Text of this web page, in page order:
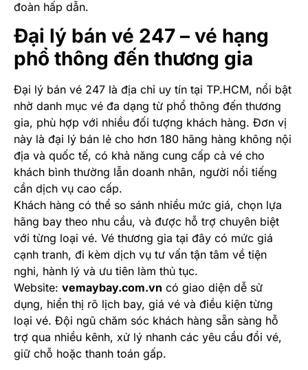
đoàn hấp dẫn.
Đại lý bán vé 247 – vé hạng
phổ thông đến thương gia
Đại lý bán vé 247 là địa chỉ uy tín tại TP.HCM, nổi bật
nhờ danh mục vé đa dạng từ phổ thông đến thương
gia, phù hợp với nhiều đối tượng khách hàng. Đơn vị
này là đại lý bán lẻ cho hơn 180 hãng hàng không nội
địa và quốc tế, có khả năng cung cấp cả vé cho
khách bình thường lẫn doanh nhân, người nổi tiếng
cần dịch vụ cao cấp.
Khách hàng có thể so sánh nhiều mức giá, chọn lựa
hãng bay theo nhu cầu, và được hỗ trợ chuyên biệt
với từng loại vé. Vé thương gia tại đây có mức giá
cạnh tranh, đi kèm dịch vụ tư vấn tận tâm về tiện
nghi, hành lý và ưu tiên làm thủ tục.
Website: vemaybay.com.vn có giao diện dễ sử
dụng, hiển thị rõ lịch bay, giá vé và điều kiện từng
loại vé. Đội ngũ chăm sóc khách hàng sẵn sàng hỗ
trợ qua nhiều kênh, xử lý nhanh các yêu cầu đổi vé,
giữ chỗ hoặc thanh toán gấp.